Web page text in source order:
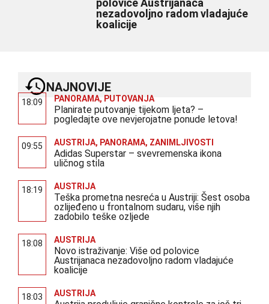
polovice Austrijanaca
nezadovoljno radom vladajuće
koalicije
NAJNOVIJE
18:09 PANORAMA, PUTOVANJA
Planirate putovanje tijekom ljeta? –
pogledajte ove nevjerojatne ponude letova!
09:55 AUSTRIJA, PANORAMA, ZANIMLJIVOSTI
Adidas Superstar – svevremenska ikona
uličnog stila
18:19 AUSTRIJA
Teška prometna nesreća u Austriji: Šest osoba
ozlijeđeno u frontalnom sudaru, više njih
zadobilo teške ozljede
18:08 AUSTRIJA
Novo istraživanje: Više od polovice
Austrijanaca nezadovoljno radom vladajuće
koalicije
18:03 AUSTRIJA